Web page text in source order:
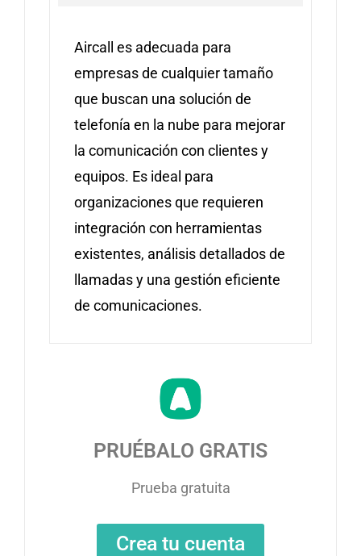
Aircall es adecuada para
empresas de cualquier tamaño
que buscan una solución de
telefonía en la nube para mejorar
la comunicación con clientes y
equipos. Es ideal para
organizaciones que requieren
integración con herramientas
existentes, análisis detallados de
llamadas y una gestión eficiente
de comunicaciones.
PRUÉBALO GRATIS
Prueba gratuita
Crea tu cuenta